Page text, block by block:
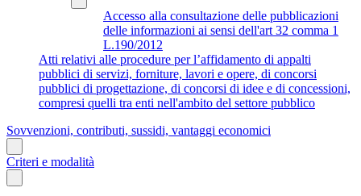
Accesso alla consultazione delle pubblicazioni
delle informazioni ai sensi dell'art 32 comma 1
L.190/2012
Atti relativi alle procedure per l’affidamento di appalti
pubblici di servizi, forniture, lavori e opere, di concorsi
pubblici di progettazione, di concorsi di idee e di concessioni,
compresi quelli tra enti nell'ambito del settore pubblico
Sovvenzioni, contributi, sussidi, vantaggi economici
Criteri e modalità